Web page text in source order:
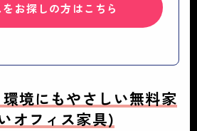
お探しの方はこちら
境にもやさしい無料家
オフィス家具)